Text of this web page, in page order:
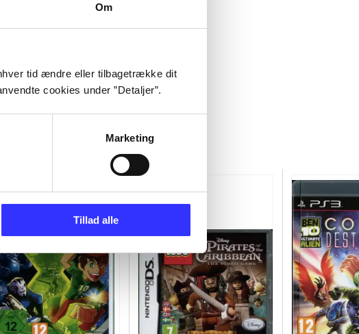
Om
tid ændre eller tilbagetrække dit
cookies under ”Detaljer”.
Marketing
Tillad alle